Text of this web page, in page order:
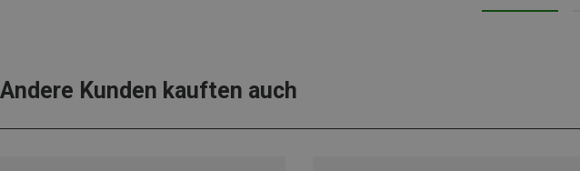
Andere Kunden kauften auch